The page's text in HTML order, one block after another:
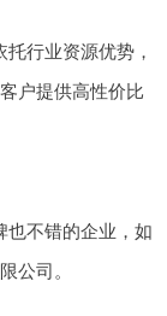
行业资源优势，
户提供高性价比
也不错的企业，如
公司。